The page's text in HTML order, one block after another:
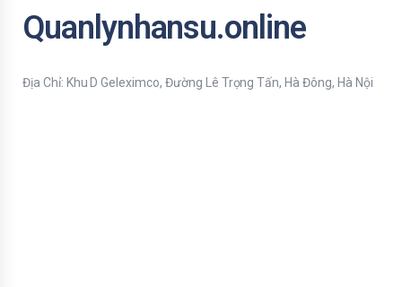
Quanlynhansu.online
Địa Chỉ: Khu D Geleximco, Đường Lê Trọng Tấn, Hà Đông, Hà Nội